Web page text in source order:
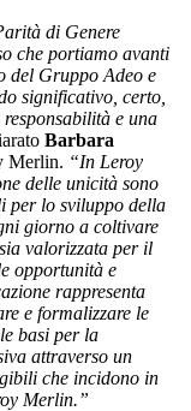
di Genere
che portiamo avanti
del Gruppo Adeo e
significativo, certo,
e una
Barbara
Merlin. “In Leroy
delle unicità sono
per lo sviluppo della
giorno a coltivare
valorizzata per il
opportunità e
rappresenta
e formalizzare le
basi per la
attraverso un
che incidono in
Merlin.”